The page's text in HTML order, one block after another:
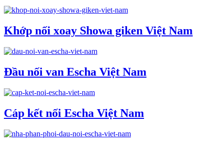
Khớp nối xoay Showa giken Việt Nam
Đầu nối van Escha Việt Nam
Cáp kết nối Escha Việt Nam